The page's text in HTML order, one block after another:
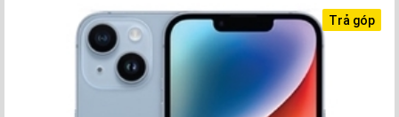
Trả góp